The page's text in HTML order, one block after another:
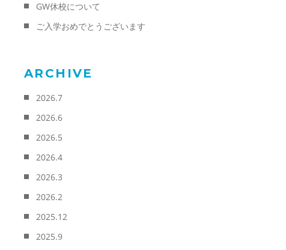
GW休校について
ご入学おめでとうございます
ARCHIVE
2026.7
2026.6
2026.5
2026.4
2026.3
2026.2
2025.12
2025.9